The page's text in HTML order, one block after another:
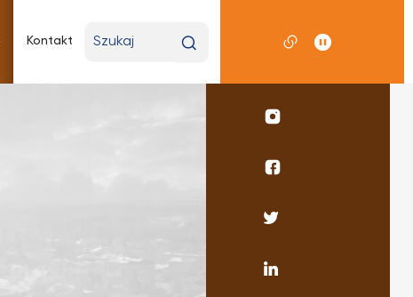
Kontakt
wyszukiwaną
Profil
Profil
Profil
Profil